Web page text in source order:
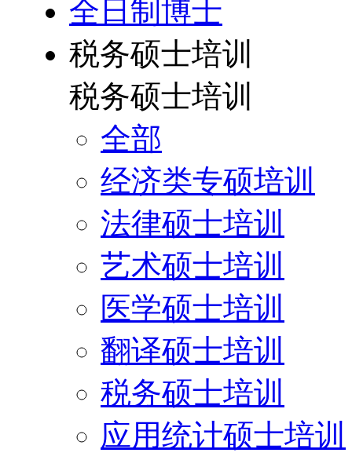
全日制博士
税务硕士培训
税务硕士培训
全部
经济类专硕培训
法律硕士培训
艺术硕士培训
医学硕士培训
翻译硕士培训
税务硕士培训
应用统计硕士培训